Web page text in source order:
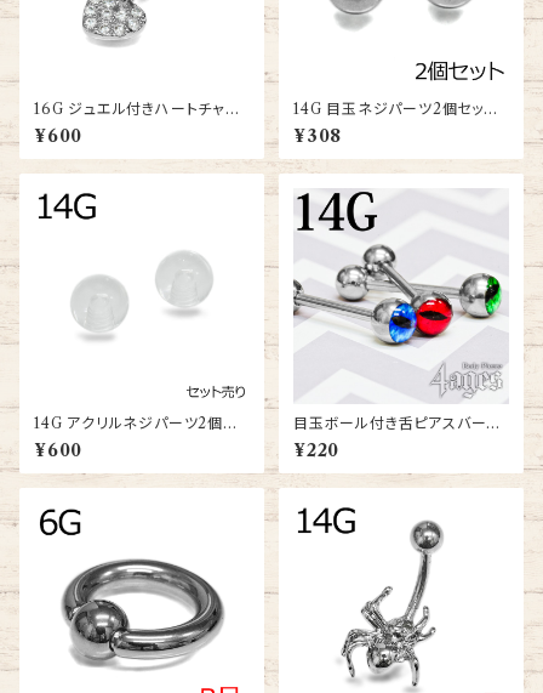
16G ジュエル付きハートチャー
ムバーベル(JA15898-16G-S
S)
¥600
14G 目玉ネジパーツ2個セット
(PJB-14G-SS-B)
¥308
14G アクリルネジパーツ2個セッ
ト(UV-TH-14G-CL-BA)
¥600
目玉ボール付き舌ピアスバーベ
ル14G(BS87-14G-SS)
¥220